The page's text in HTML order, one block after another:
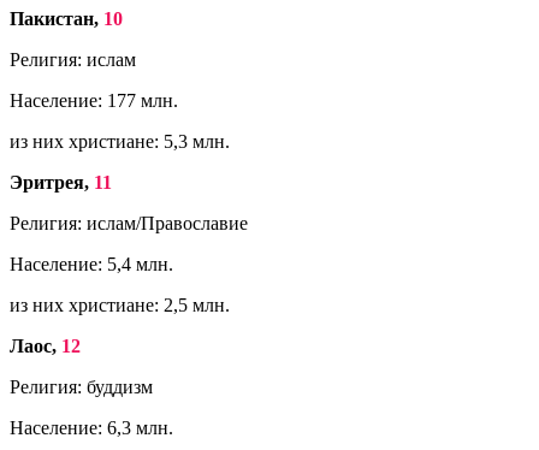
Пакистан, 10
Религия: ислам
Население: 177 млн.
из них христиане: 5,3 млн.
Эритрея, 11
Религия: ислам/Православие
Население: 5,4 млн.
из них христиане: 2,5 млн.
Лаос, 12
Религия: буддизм
Население: 6,3 млн.